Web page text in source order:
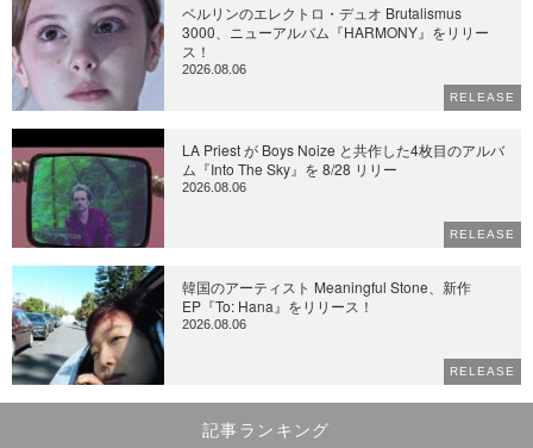
ベルリンのエレクトロ・デュオ Brutalismus
3000、ニューアルバム『HARMONY』をリリー
ス！
2026.08.06
RELEASE
LA Priest が Boys Noize と共作した4枚目のアルバ
ム『Into The Sky』を 8/28 リリー
2026.08.06
RELEASE
韓国のアーティスト Meaningful Stone、新作
EP『To: Hana』をリリース！
2026.08.06
RELEASE
記事ランキング